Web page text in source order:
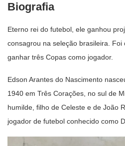
Biografia
Eterno rei do futebol, ele ganhou
consagrou na seleção brasileira.
ganhar três Copas como jogador.
Edson Arantes do Nascimento
1940 em Três Corações, no sul de
humilde, filho de Celeste e de João
jogador de futebol conhecido como